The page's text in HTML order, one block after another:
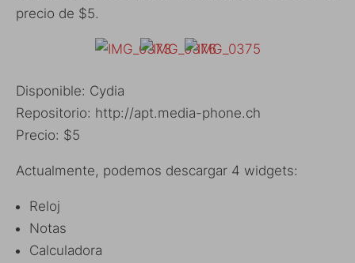
precio de $5.
Disponible: Cydia
Repositorio: http://apt.media-phone.ch
Precio: $5
Actualmente, podemos descargar 4 widgets:
Reloj
Notas
Calculadora